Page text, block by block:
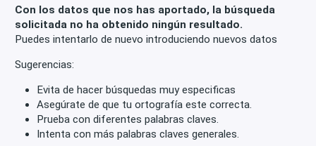
Con los datos que nos has aportado, la búsqueda
solicitada no ha obtenido ningún resultado.
Puedes intentarlo de nuevo introduciendo nuevos datos
Sugerencias:
Evita de hacer búsquedas muy especificas
Asegúrate de que tu ortografía este correcta.
Prueba con diferentes palabras claves.
Intenta con más palabras claves generales.